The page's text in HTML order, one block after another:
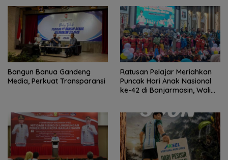
Bangun Banua Gandeng
Media, Perkuat Transparansi
Ratusan Pelajar Meriahkan
Puncak Hari Anak Nasional
ke-42 di Banjarmasin, Wali